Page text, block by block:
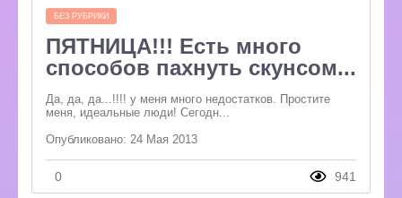
БЕЗ РУБРИКИ
ПЯТНИЦА!!! Есть много
способов пахнуть скунсом...
Да, да, да...!!!! у меня много недостатков. Простите
меня, идеальные люди! Сегодн...
Опубликовано: 24 Мая 2013
0 941